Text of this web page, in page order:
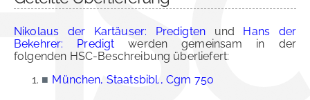
Nikolaus der Kartäuser: Predigten und Hans der
Bekehrer: Predigt werden gemeinsam in der
folgenden HSC-Beschreibung überliefert:
■ München, Staatsbibl., Cgm 750